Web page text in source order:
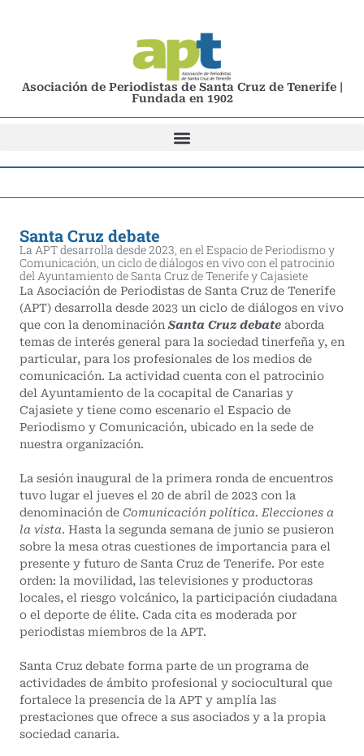
Asociación de Periodistas de Santa Cruz de Tenerife |
Fundada en 1902
Santa Cruz debate
La APT desarrolla desde 2023, en el Espacio de Periodismo y
Comunicación, un ciclo de diálogos en vivo con el patrocinio
del Ayuntamiento de Santa Cruz de Tenerife y Cajasiete
La Asociación de Periodistas de Santa Cruz de Tenerife
(APT) desarrolla desde 2023 un ciclo de diálogos en vivo
que con la denominación Santa Cruz debate aborda
temas de interés general para la sociedad tinerfeña y, en
particular, para los profesionales de los medios de
comunicación. La actividad cuenta con el patrocinio
del Ayuntamiento de la cocapital de Canarias y
Cajasiete y tiene como escenario el Espacio de
Periodismo y Comunicación, ubicado en la sede de
nuestra organización.
La sesión inaugural de la primera ronda de encuentros
tuvo lugar el jueves el 20 de abril de 2023 con la
denominación de Comunicación política. Elecciones a
la vista. Hasta la segunda semana de junio se pusieron
sobre la mesa otras cuestiones de importancia para el
presente y futuro de Santa Cruz de Tenerife. Por este
orden: la movilidad, las televisiones y productoras
locales, el riesgo volcánico, la participación ciudadana
o el deporte de élite. Cada cita es moderada por
periodistas miembros de la APT.
Santa Cruz debate forma parte de un programa de
actividades de ámbito profesional y sociocultural que
fortalece la presencia de la APT y amplía las
prestaciones que ofrece a sus asociados y a la propia
sociedad canaria.